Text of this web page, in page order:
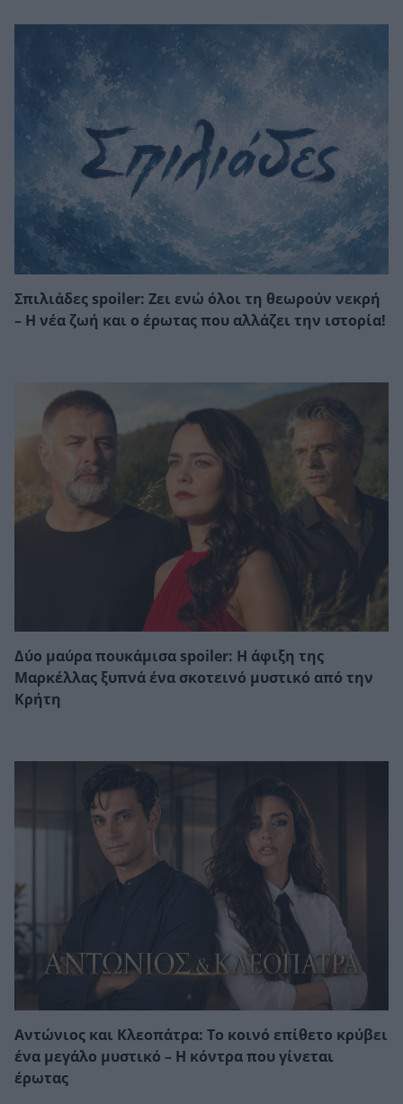
Σπιλιάδες spoiler: Ζει ενώ όλοι τη θεωρούν νεκρή
– Η νέα ζωή και ο έρωτας που αλλάζει την ιστορία!
Δύο μαύρα πουκάμισα spoiler: Η άφιξη της
Μαρκέλλας ξυπνά ένα σκοτεινό μυστικό από την
Κρήτη
Αντώνιος και Κλεοπάτρα: Το κοινό επίθετο κρύβει
ένα μεγάλο μυστικό – Η κόντρα που γίνεται
έρωτας